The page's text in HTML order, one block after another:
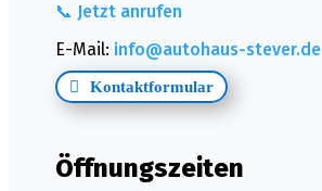
📞 Jetzt anrufen
E-Mail: info@autohaus-stever.de
Kontaktformular
Öffnungszeiten